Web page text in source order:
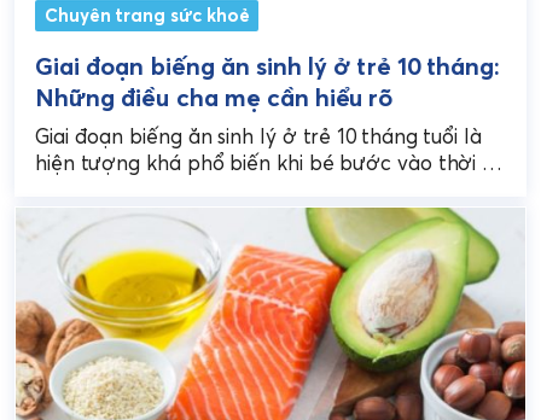
Chuyên trang sức khoẻ
Giai đoạn biếng ăn sinh lý ở trẻ 10 tháng:
Những điều cha mẹ cần hiểu rõ
Giai đoạn biếng ăn sinh lý ở trẻ 10 tháng tuổi là
hiện tượng khá phổ biến khi bé bước vào thời kỳ